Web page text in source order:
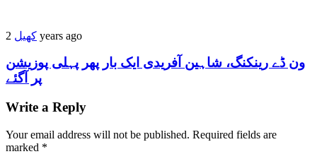
کھیل 2 years ago
ون ڈے رینکنگ، شاہین آفریدی ایک بار پھر پہلی پوزیشن
پر آگئے
Write a Reply
Your email address will not be published. Required fields are
marked *